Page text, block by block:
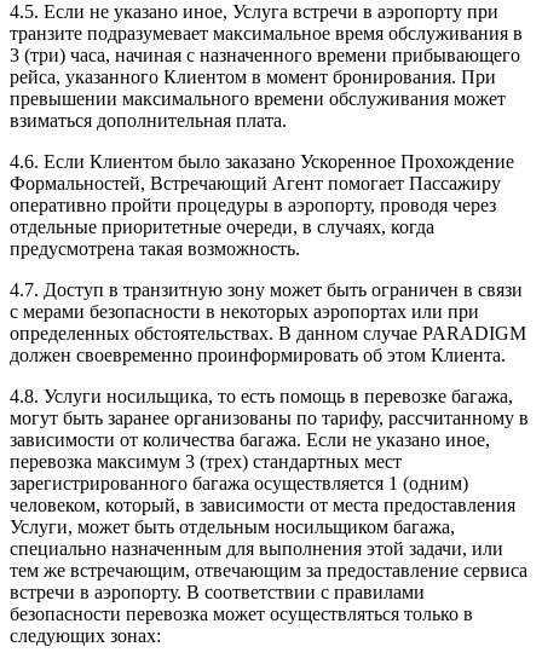
4.5. Если не указано иное, Услуга встречи в аэропорту при
транзите подразумевает максимальное время обслуживания в
3 (три) часа, начиная с назначенного времени прибывающего
рейса, указанного Клиентом в момент бронирования. При
превышении максимального времени обслуживания может
взиматься дополнительная плата.
4.6. Если Клиентом было заказано Ускоренное Прохождение
Формальностей, Встречающий Агент помогает Пассажиру
оперативно пройти процедуры в аэропорту, проводя через
отдельные приоритетные очереди, в случаях, когда
предусмотрена такая возможность.
4.7. Доступ в транзитную зону может быть ограничен в связи
с мерами безопасности в некоторых аэропортах или при
определенных обстоятельствах. В данном случае PARADIGM
должен своевременно проинформировать об этом Клиента.
4.8. Услуги носильщика, то есть помощь в перевозке багажа,
могут быть заранее организованы по тарифу, рассчитанному в
зависимости от количества багажа. Если не указано иное,
перевозка максимум 3 (трех) стандартных мест
зарегистрированного багажа осуществляется 1 (одним)
человеком, который, в зависимости от места предоставления
Услуги, может быть отдельным носильщиком багажа,
специально назначенным для выполнения этой задачи, или
тем же встречающим, отвечающим за предоставление сервиса
встречи в аэропорту. В соответствии с правилами
безопасности перевозка может осуществляться только в
следующих зонах: